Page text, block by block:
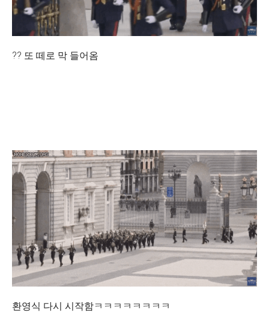
?? 또 떼로 막 들어옴
환영식 다시 시작함ㅋㅋㅋㅋㅋㅋㅋㅋ